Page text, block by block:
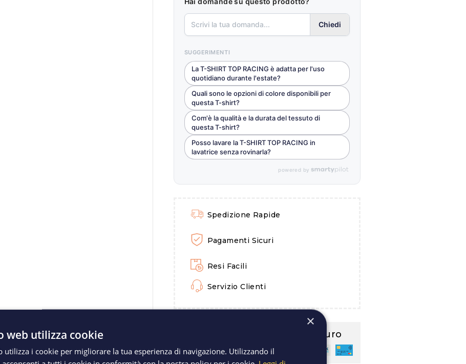
Chiedi
SUGGERIMENTI
La T-SHIRT TOP RACING è adatta per l'uso
quotidiano durante l'estate?
Quali sono le opzioni di colore disponibili per
questa T-shirt?
Com'è la qualità e la durata del tessuto di
questa T-shirt?
Posso lavare la T-SHIRT TOP RACING in
lavatrice senza rovinarla?
powered by
Spedizione Rapide
Pagamenti Sicuri
Resi Facili
Servizio Clienti
Garanzia di pagamento sicuro
×
web utilizza cookie
utilizza i cookie per migliorare la tua esperienza di navigazione. Utilizzando il